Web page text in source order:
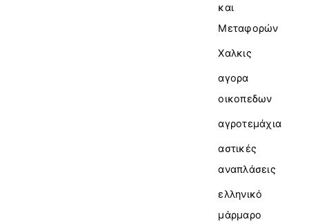
και
Μεταφορών
Χαλκις
αγορα
οικοπεδων
αγροτεμάχια
αστικές
αναπλάσεις
ελληνικό
μάρμαρο